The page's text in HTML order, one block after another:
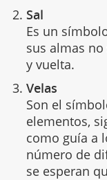
Sal
Es un
sus almas
y vuelta.
Velas
Son el
elementos,
como guía a
número de
se esperan